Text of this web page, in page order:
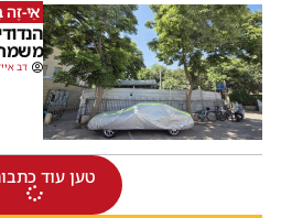
אֵי-זֶה
דב
טען עוד